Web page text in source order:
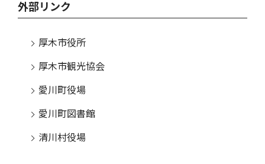
外部リンク
厚木市役所
厚木市観光協会
愛川町役場
愛川町図書館
清川村役場